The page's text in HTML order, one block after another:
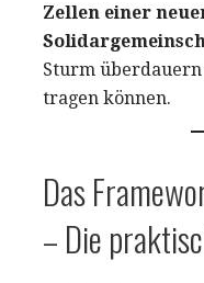
Zellen einer
Sturm
tragen können.
Das
– Die